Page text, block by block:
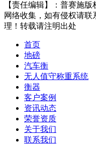
【责任编辑】： 普赛施版
网络收集，如有侵权请
理！转载请注明出处
首页
地磅
汽车衡
无人值守称重系统
衡器
客户案例
资讯动态
荣誉资质
关于我们
联系我们